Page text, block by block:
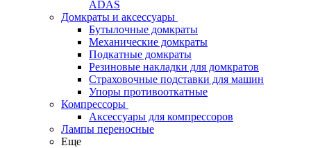
ADAS
Домкраты и аксессуары
Бутылочные домкраты
Механические домкраты
Подкатные домкраты
Резиновые накладки для домкратов
Страховочные подставки для машин
Упоры противооткатные
Компрессоры
Аксессуары для компрессоров
Лампы переносные
Еще